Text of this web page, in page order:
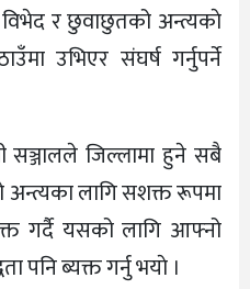
र छुवाछुतको अन्त्यकाे
उभिएर संघर्ष गर्नुपर्ने
सञ्जालले जिल्लामा हुने सबै
अन्त्यका लागि सशक्त रूपमा
गर्दै यसको लागि आफ्नो
पनि ब्यक्त गर्नु भयाे ।